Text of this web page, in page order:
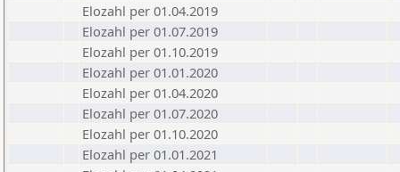
Elozahl per 01.04.2019
Elozahl per 01.07.2019
Elozahl per 01.10.2019
Elozahl per 01.01.2020
Elozahl per 01.04.2020
Elozahl per 01.07.2020
Elozahl per 01.10.2020
Elozahl per 01.01.2021